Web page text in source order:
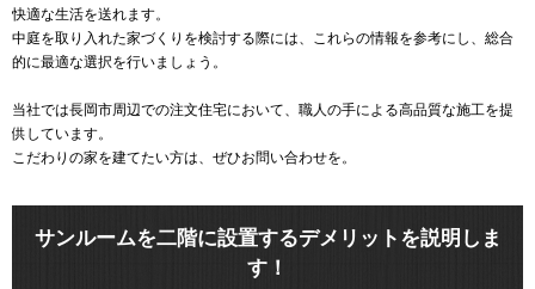
快適な生活を送れます。
中庭を取り入れた家づくりを検討する際には、これらの情報を参考にし、総合
的に最適な選択を行いましょう。
当社では長岡市周辺での注文住宅において、職人の手による高品質な施工を提
供しています。
こだわりの家を建てたい方は、ぜひお問い合わせを。
サンルームを二階に設置するデメリットを説明しま
す！